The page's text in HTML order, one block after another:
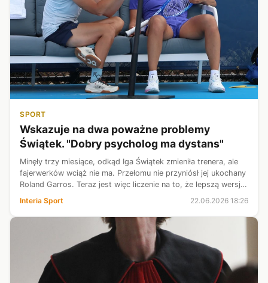
SPORT
Wskazuje na dwa poważne problemy
Świątek. "Dobry psycholog ma dystans"
Minęły trzy miesiące, odkąd Iga Świątek zmieniła trenera, ale
fajerwerków wciąż nie ma. Przełomu nie przyniósł jej ukochany
Roland Garros. Teraz jest więc liczenie na to, że lepszą wersję
Igi zobaczymy na trawie. W końcu rok temu wygrała
Wimbledon, a...
Interia Sport 22.06.2026 18:26